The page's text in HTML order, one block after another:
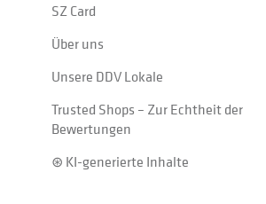
SZ Card
Über uns
Unsere DDV Lokale
Trusted Shops – Zur Echtheit der
Bewertungen
⊛ KI-generierte Inhalte